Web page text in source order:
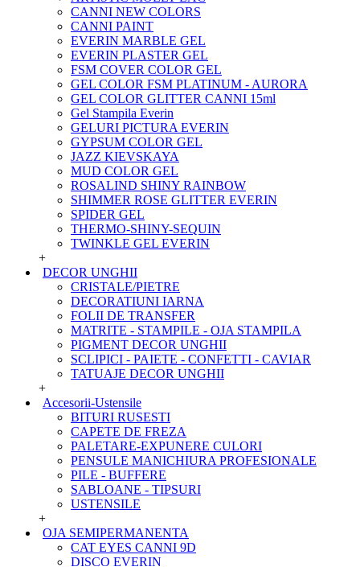
CANNI NEW COLORS
CANNI PAINT
EVERIN MARBLE GEL
EVERIN PLASTER GEL
FSM COVER COLOR GEL
GEL COLOR FSM PLATINUM - AURORA
GEL COLOR GLITTER CANNI 15ml
Gel Stampila Everin
GELURI PICTURA EVERIN
GYPSUM COLOR GEL
JAZZ KIEVSKAYA
MUD COLOR GEL
ROSALIND SHINY RAINBOW
SHIMMER ROSE GLITTER EVERIN
SPIDER GEL
THERMO-SHINY-SEQUIN
TWINKLE GEL EVERIN
+
DECOR UNGHII
CRISTALE/PIETRE
DECORATIUNI IARNA
FOLII DE TRANSFER
MATRITE - STAMPILE - OJA STAMPILA
PIGMENT DECOR UNGHII
SCLIPICI - PAIETE - CONFETTI - CAVIAR
TATUAJE DECOR UNGHII
+
Accesorii-Ustensile
BITURI RUSESTI
CAPETE DE FREZA
PALETARE-EXPUNERE CULORI
PENSULE MANICHIURA PROFESIONALE
PILE - BUFFERE
SABLOANE - TIPSURI
USTENSILE
+
OJA SEMIPERMANENTA
CAT EYES CANNI 9D
DISCO EVERIN